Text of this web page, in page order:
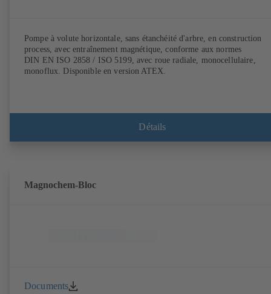
Pompe à volute horizontale, sans étanchéité d'arbre, en construction
process, avec entraînement magnétique, conforme aux normes
DIN EN ISO 2858 / ISO 5199, avec roue radiale, monocellulaire,
monoflux. Disponible en version ATEX.
Détails
Magnochem-Bloc
Documents